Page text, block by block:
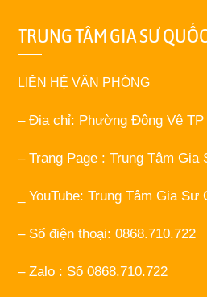
TRUNG TÂM GIA SƯ
LIÊN HỆ VĂN PHÒNG
– Địa chỉ: Phường Đông Vệ TP
– Trang Page : Trung Tâm Gia
_ YouTube: Trung Tâm Gia Sư
– Số điện thoại: 0868.710.722
– Zalo : Số 0868.710.722